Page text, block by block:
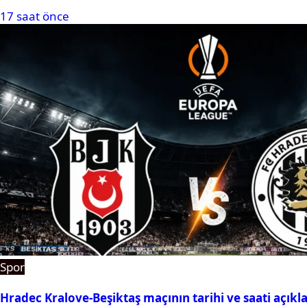
17 saat önce
Spor
Hradec Kralove-Beşiktaş maçının tarihi ve saati